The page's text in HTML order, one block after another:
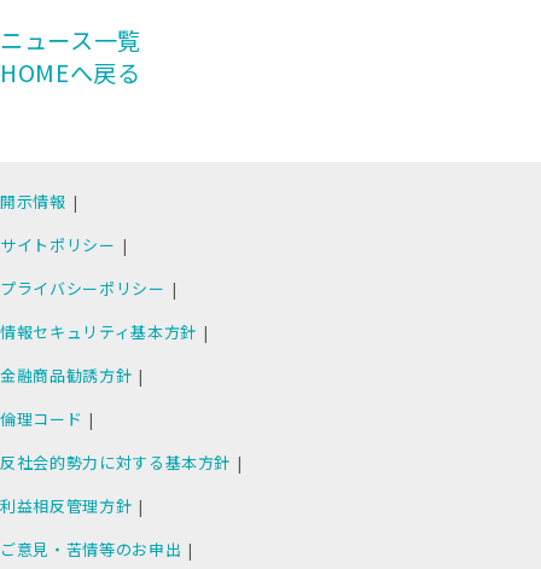
ニュース一覧
HOMEへ戻る
開示情報
サイトポリシー
プライバシーポリシー
情報セキュリティ基本方針
金融商品勧誘方針
倫理コード
反社会的勢力に対する基本方針
利益相反管理方針
ご意見・苦情等のお申出